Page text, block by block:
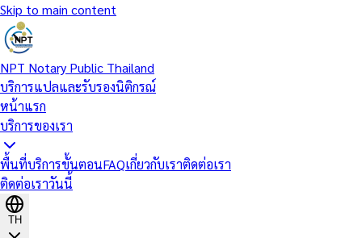
Skip to main content
NPT Notary Public Thailand
บริการแปลและรับรองนิติกรณ์
หน้าแรก
บริการของเรา
พื้นที่บริการขั้นตอนFAQเกี่ยวกับเราติดต่อเรา
ติดต่อเราวันนี้
TH